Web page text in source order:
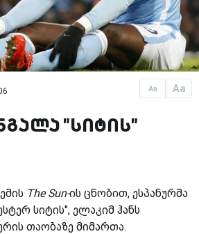
Aa Aa
"სიტის"
The Sun-ის ცნობით, ესპანურმა
სიტის", ელაკიმ ჰანს
თაობაზე მიმართა.